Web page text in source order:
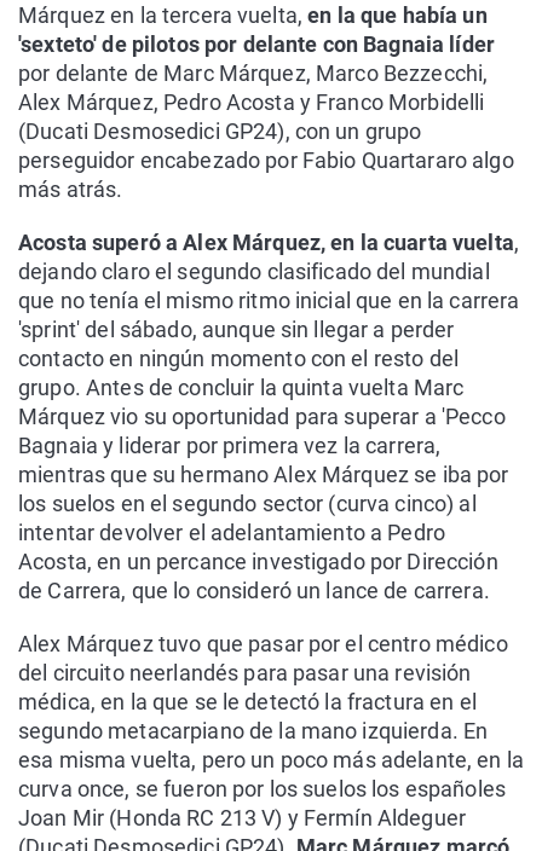
Márquez en la tercera vuelta,en la que había un
'sexteto' de pilotos por delante con Bagnaia líder
por delante de Marc Márquez, Marco Bezzecchi,
Alex Márquez, Pedro Acosta y Franco Morbidelli
(Ducati Desmosedici GP24), con un grupo
perseguidor encabezado por Fabio Quartararo algo
más atrás.
Acosta superó a Alex Márquez, en la cuarta vuelta,
dejando claro el segundo clasificado del mundial
que no tenía el mismo ritmo inicial que en la carrera
'sprint' del sábado, aunque sin llegar a perder
contacto en ningún momento con el resto del
grupo. Antes de concluir la quinta vuelta Marc
Márquez vio su oportunidad para superar a 'Pecco
Bagnaia y liderar por primera vez la carrera,
mientras que su hermano Alex Márquez se iba por
los suelos en el segundo sector (curva cinco) al
intentar devolver el adelantamiento a Pedro
Acosta, en un percance investigado por Dirección
de Carrera, que lo consideró un lance de carrera.
Alex Márquez tuvo que pasar por el centro médico
del circuito neerlandés para pasar una revisión
médica, en la que se le detectó la fractura en el
segundo metacarpiano de la mano izquierda. En
esa misma vuelta, pero un poco más adelante, en la
curva once, se fueron por los suelos los españoles
Joan Mir (Honda RC 213 V) y Fermín Aldeguer